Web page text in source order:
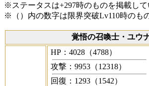
※ステータスは+297時のものを掲載して
※（）内の数字は限界突破Lv110時のも
覚悟の召喚士・ユウ
HP：4028（4788）
攻撃：9953（12318）
回復：1293（1542）